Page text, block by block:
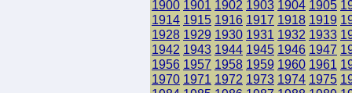
1900 1901 1902 1903 1904 1905
1914 1915 1916 1917 1918 1919
1928 1929 1930 1931 1932 1933
1942 1943 1944 1945 1946 1947
1956 1957 1958 1959 1960 1961
1970 1971 1972 1973 1974 1975